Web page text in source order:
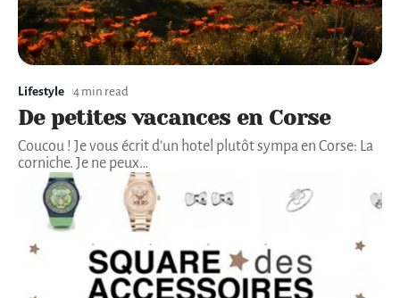
Lifestyle 4 min read
De petites vacances en Corse
Coucou ! Je vous écrit d’un hotel plutôt sympa en Corse: La
corniche. Je ne peux…